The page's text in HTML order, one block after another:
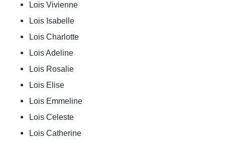
Lois Vivienne
Lois Isabelle
Lois Charlotte
Lois Adeline
Lois Rosalie
Lois Elise
Lois Emmeline
Lois Celeste
Lois Catherine